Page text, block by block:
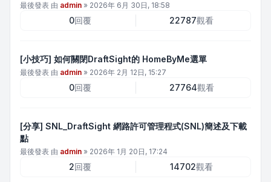
最後發表 由 admin » 2026年 6月 30日, 18:58
0回覆 22787觀看
[小技巧] 如何關閉DraftSight的 HomeByMe選單
最後發表 由 admin » 2026年 2月 12日, 15:27
0回覆 27764觀看
[分享] SNL_DraftSight 網路許可管理程式(SNL)簡述及下載
點
最後發表 由 admin » 2026年 1月 20日, 17:24
2回覆 14702觀看